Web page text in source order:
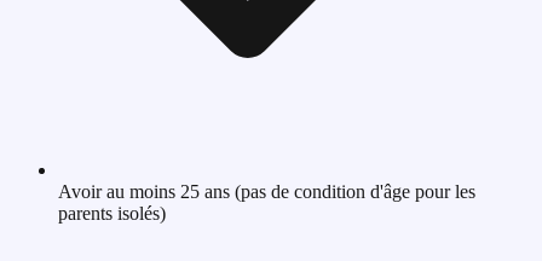
Avoir au moins 25 ans (pas de condition d'âge pour les
parents isolés)